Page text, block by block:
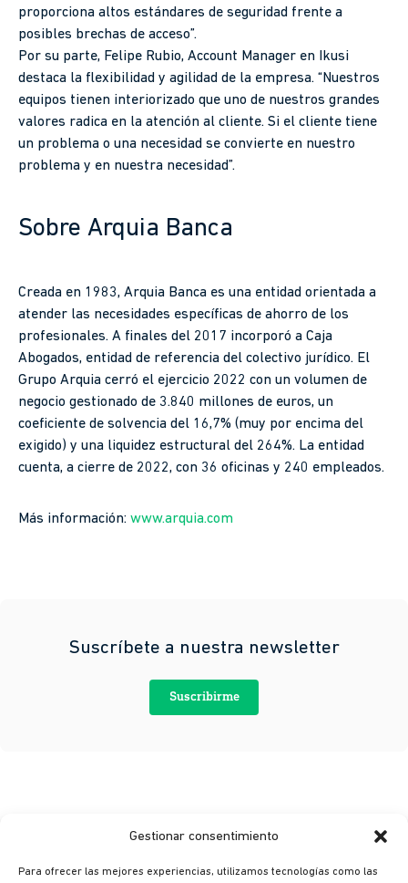
Gestionar consentimiento
Para ofrecer las mejores experiencias, utilizamos tecnologías como las
proporciona altos estándares de seguridad frente a
posibles brechas de acceso”.
Por su parte, Felipe Rubio, Account Manager en Ikusi
destaca la flexibilidad y agilidad de la empresa. “Nuestros
equipos tienen interiorizado que uno de nuestros grandes
valores radica en la atención al cliente. Si el cliente tiene
un problema o una necesidad se convierte en nuestro
problema y en nuestra necesidad”.
Sobre Arquia Banca
Creada en 1983, Arquia Banca es una entidad orientada a
atender las necesidades específicas de ahorro de los
profesionales. A finales del 2017 incorporó a Caja
Abogados, entidad de referencia del colectivo jurídico. El
Grupo Arquia cerró el ejercicio 2022 con un volumen de
negocio gestionado de 3.840 millones de euros, un
coeficiente de solvencia del 16,7% (muy por encima del
exigido) y una liquidez estructural del 264%. La entidad
cuenta, a cierre de 2022, con 36 oficinas y 240 empleados.
Más información: www.arquia.com
Suscríbete a nuestra newsletter
Suscribirme